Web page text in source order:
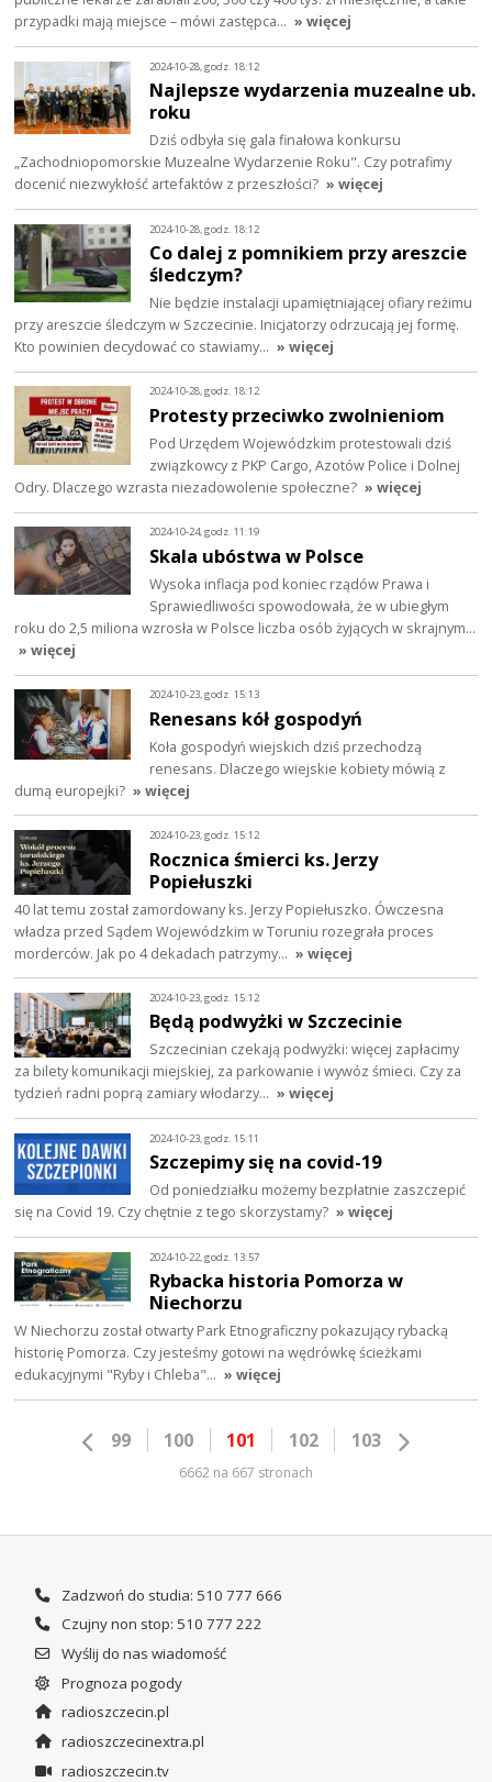
przypadki mają miejsce – mówi zastępca… » więcej
2024-10-28, godz. 18:12
Najlepsze wydarzenia muzealne ub.
roku
Dziś odbyła się gala finałowa konkursu
„Zachodniopomorskie Muzealne Wydarzenie Roku". Czy potrafimy
docenić niezwykłość artefaktów z przeszłości? » więcej
2024-10-28, godz. 18:12
Co dalej z pomnikiem przy areszcie
śledczym?
Nie będzie instalacji upamiętniającej ofiary reżimu
przy areszcie śledczym w Szczecinie. Inicjatorzy odrzucają jej formę.
Kto powinien decydować co stawiamy… » więcej
2024-10-28, godz. 18:12
Protesty przeciwko zwolnieniom
Pod Urzędem Wojewódzkim protestowali dziś
związkowcy z PKP Cargo, Azotów Police i Dolnej
Odry. Dlaczego wzrasta niezadowolenie społeczne? » więcej
2024-10-24, godz. 11:19
Skala ubóstwa w Polsce
Wysoka inflacja pod koniec rządów Prawa i
Sprawiedliwości spowodowała, że w ubiegłym
roku do 2,5 miliona wzrosła w Polsce liczba osób żyjących w skrajnym…
» więcej
2024-10-23, godz. 15:13
Renesans kół gospodyń
Koła gospodyń wiejskich dziś przechodzą
renesans. Dlaczego wiejskie kobiety mówią z
dumą europejki? » więcej
2024-10-23, godz. 15:12
Rocznica śmierci ks. Jerzy
Popiełuszki
40 lat temu został zamordowany ks. Jerzy Popiełuszko. Ówczesna
władza przed Sądem Wojewódzkim w Toruniu rozegrała proces
morderców. Jak po 4 dekadach patrzymy… » więcej
2024-10-23, godz. 15:12
Będą podwyżki w Szczecinie
Szczecinian czekają podwyżki: więcej zapłacimy
za bilety komunikacji miejskiej, za parkowanie i wywóz śmieci. Czy za
tydzień radni poprą zamiary włodarzy… » więcej
2024-10-23, godz. 15:11
Szczepimy się na covid-19
Od poniedziałku możemy bezpłatnie zaszczepić
się na Covid 19. Czy chętnie z tego skorzystamy? » więcej
2024-10-22, godz. 13:57
Rybacka historia Pomorza w
Niechorzu
W Niechorzu został otwarty Park Etnograficzny pokazujący rybacką
historię Pomorza. Czy jesteśmy gotowi na wędrówkę ścieżkami
edukacyjnymi "Ryby i Chleba"… » więcej
99 100 101 102 103
6662 na 667 stronach
Zadzwoń do studia: 510 777 666
Czujny non stop: 510 777 222
Wyślij do nas wiadomość
Prognoza pogody
radioszczecin.pl
radioszczecinextra.pl
radioszczecin.tv